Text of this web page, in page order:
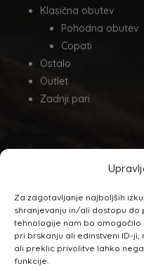
Za zagotavljanje najboljših
shranjevanju in/ali dostopu do
tehnologije nam bo
pri brskanju ali edinstveni ID-
ali preklic privolitve lahko
funkcije.
Klasična obutev
Pohodna obutev
Copati
Ostalo
Outlet
Zadnji pari
Odkrijte nov
NAHAJAMO SE:
Ulica mladinskih del.
Leskovec pri Krškem